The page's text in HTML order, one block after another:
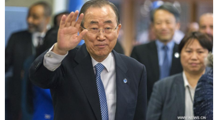
SANTÉ SPORTS
SCI&TECH PLANÈTE
TOURISME DOCUMENTS
DOSSIERS PHOTOS
VIDÉOS